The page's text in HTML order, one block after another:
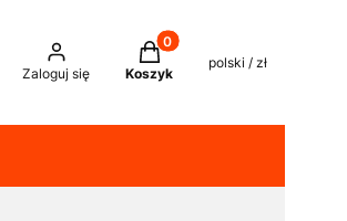
Zaloguj się
Produkty w koszyku: 0.
Koszyk
polski / zł